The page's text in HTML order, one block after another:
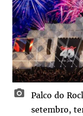
Palco do
setembro,